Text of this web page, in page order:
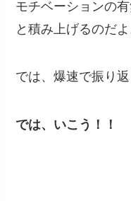
モチベーションの
と積み上げるのだよ
では、爆速で振り
では、いこう！！